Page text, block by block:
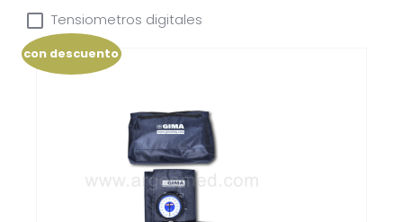
Tensiometros digitales
con descuento